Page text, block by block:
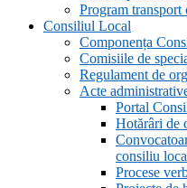
Program transport
Consiliul Local
Componența
Comisiile de
Regulament de
Acte
Portal
Hotărâri de
consiliu
Procese